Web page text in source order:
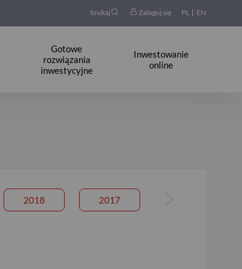
Szukaj Zaloguj się PL EN
Gotowe
rozwiązania
inwestycyjne
Inwestowanie
online
2018 2017